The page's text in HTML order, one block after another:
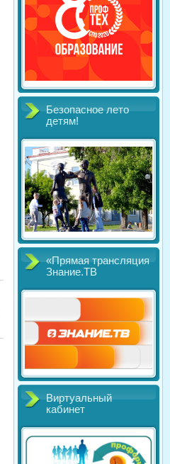
Безопасное лето
детям!
«Прямая трансляция
Знание.ТВ
Виртуальный
кабинет